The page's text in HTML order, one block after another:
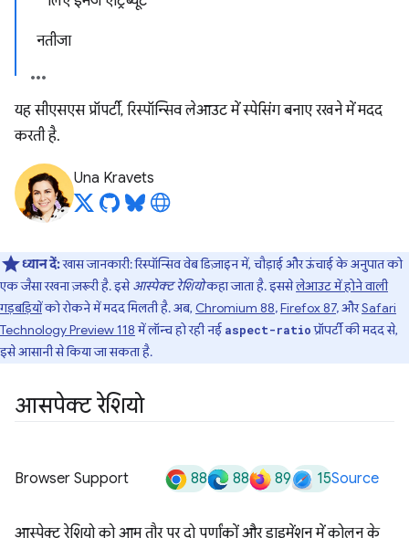
नतीजा
यह सीएसएस प्रॉपर्टी, रिस्पॉन्सिव लेआउट में स्पेसिंग बनाए रखने में मदद
करती है.
Una Kravets
ध्यान दें:खास जानकारी: रिस्पॉन्सिव वेब डिज़ाइन में, चौड़ाई और ऊंचाई के अनुपात को
एक जैसा रखना ज़रूरी है. इसेआस्पेक्ट रेशियोकहा जाता है. इससेलेआउट में होने वाली
गड़बड़ियोंको रोकने में मदद मिलती है. अब, Chromium 88,Firefox 87, औरSafari
Technology Preview 118में लॉन्च हो रही नई aspect-ratioप्रॉपर्टी की मदद से,
इसे आसानी से किया जा सकता है.
आसपेक्ट रेशियो
Browser Support 88 88 89 15Source
आस्पेक्ट रेशियो को आम तौर पर दो पूर्णांकों और डाइमेंशन में कोलन के